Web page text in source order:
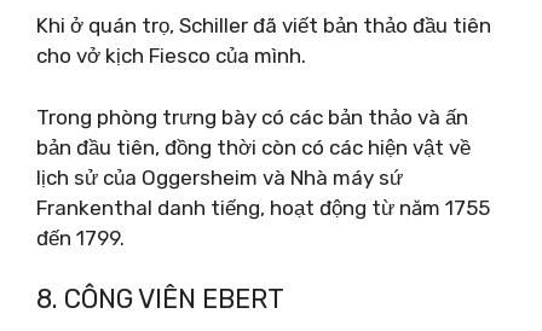
Khi ở quán trọ, Schiller đã viết bản thảo đầu tiên
cho vở kịch Fiesco của mình.
Trong phòng trưng bày có các bản thảo và ấn
bản đầu tiên, đồng thời còn có các hiện vật về
lịch sử của Oggersheim và Nhà máy sứ
Frankenthal danh tiếng, hoạt động từ năm 1755
đến 1799.
8. CÔNG VIÊN EBERT